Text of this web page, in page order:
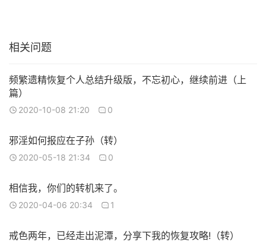
相关问题
频繁遗精恢复个人总结升级版，不忘初心，继续前进（上
篇）
2020-10-08 21:20 0
邪淫如何报应在子孙（转）
2020-05-18 21:34 0
相信我，你们的转机来了。
2020-04-06 20:34 1
戒色两年，已经走出泥潭，分享下我的恢复攻略!（转）